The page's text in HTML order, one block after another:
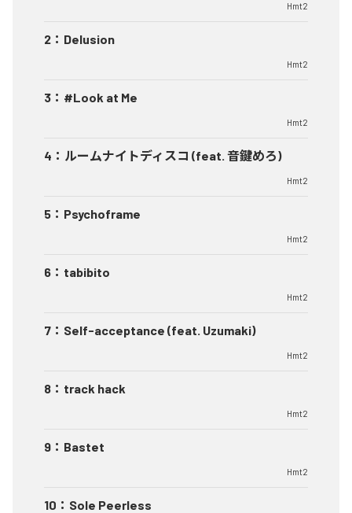
Hmt2
2 ： Delusion
Hmt2
3 ： #Look at Me
Hmt2
4 ： ルームナイトディスコ (feat. 音鍵めろ)
Hmt2
5 ： Psychoframe
Hmt2
6 ： tabibito
Hmt2
7 ： Self-acceptance (feat. Uzumaki)
Hmt2
8 ： track hack
Hmt2
9 ： Bastet
Hmt2
10 ： Sole Peerless